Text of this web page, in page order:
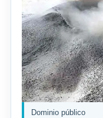
Dominio público